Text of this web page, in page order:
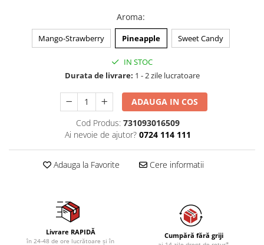
Aroma:
Mango-Strawberry Pineapple Sweet Candy
IN STOC
Durata de livrare: 1 - 2 zile lucratoare
ADAUGA IN COS
Cod Produs: 731093016509
Ai nevoie de ajutor? 0724 114 111
Adauga la Favorite Cere informatii
Livrare RAPIDĂ
în 24-48 de ore lucrătoare și în
Cumpără fără griji